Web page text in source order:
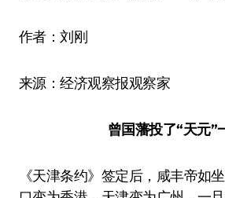
作者：刘刚
来源：经济观察报观察家
曾国藩投了“天元”
《天津条约》签定后，咸丰帝如